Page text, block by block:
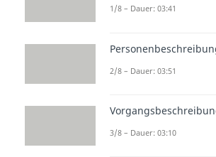
Literatur. Jede
darunter fallen
ausgedachten
du einem dieser
zuordnen. Der
der Lyrik ist das
1/8 – Dauer: 03:41
2/8 – Dauer: 03:51
3/8 – Dauer: 03:10